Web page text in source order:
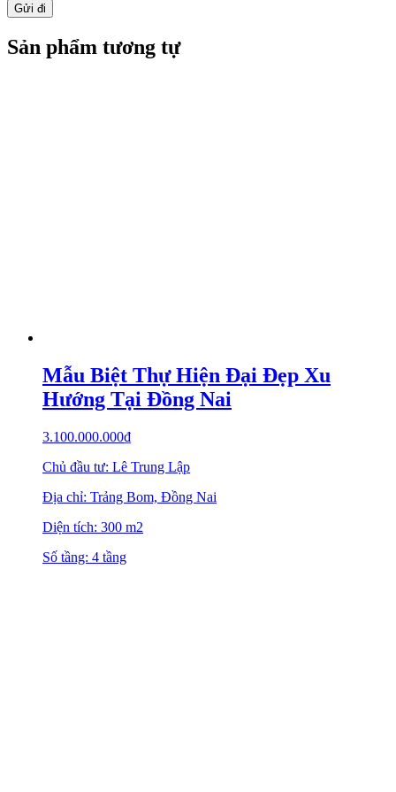
Sản phẩm tương tự
Mẫu Biệt Thự Hiện Đại Đẹp Xu
Hướng Tại Đồng Nai
3.100.000.000₫
Chủ đầu tư: Lê Trung Lập
Địa chỉ: Trảng Bom, Đồng Nai
Diện tích: 300 m2
Số tầng: 4 tầng